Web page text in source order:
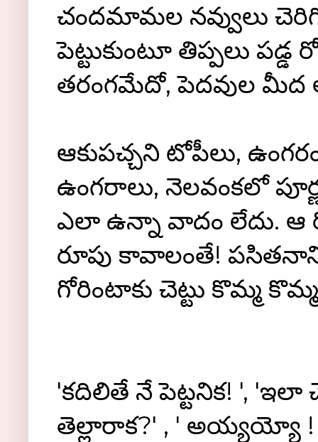
చందమామల నవ్వులు
పెట్టుకుంటూ తిప్పలు
తరంగమేదో, పెదవుల మీద
ఆకుపచ్చని టోపీలు,
ఉంగరాలు, నెలవంకలో
ఎలా ఉన్నా వాదం లేదు. ఆ
రూపు కావాలంతే! పసితనానికి
గోరింటాకు చెట్టు కొమ్మ
'కదిలితే నే పెట్టనిక! ',
తెల్లారాక?' , '